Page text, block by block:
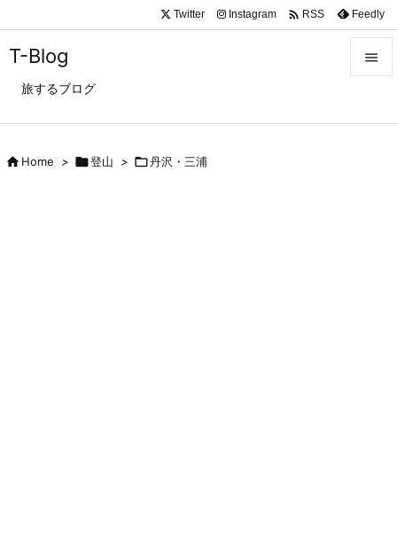
T-Blog
旅するブログ

Twitter Instagram  RSS Feedly
Home > 登山 > 丹沢・三浦